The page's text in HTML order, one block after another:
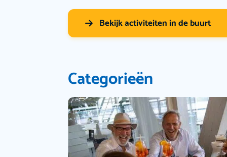
Bekijk activiteiten in de buurt
Categorieën